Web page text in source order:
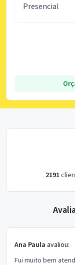
Presencial
2191
Ana Paula avaliou:
Fui muito bem